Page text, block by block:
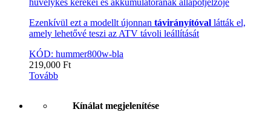
Ezenkívül ezt a modellt újonnan távirányítóval látták el,
amely lehetővé teszi az ATV távoli leállítását
KÓD: hummer800w-bla
219,000 Ft
Tovább
Kínálat megjelenítése